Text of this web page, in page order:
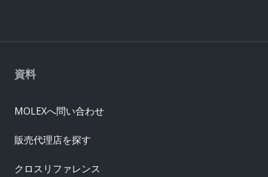
資料
MOLEXへ問い合わせ
販売代理店を探す
クロスリファレンス